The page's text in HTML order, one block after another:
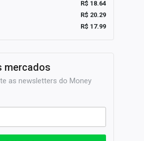
R$ 18.64
R$ 20.29
R$ 17.99
mercados
as newsletters do Money